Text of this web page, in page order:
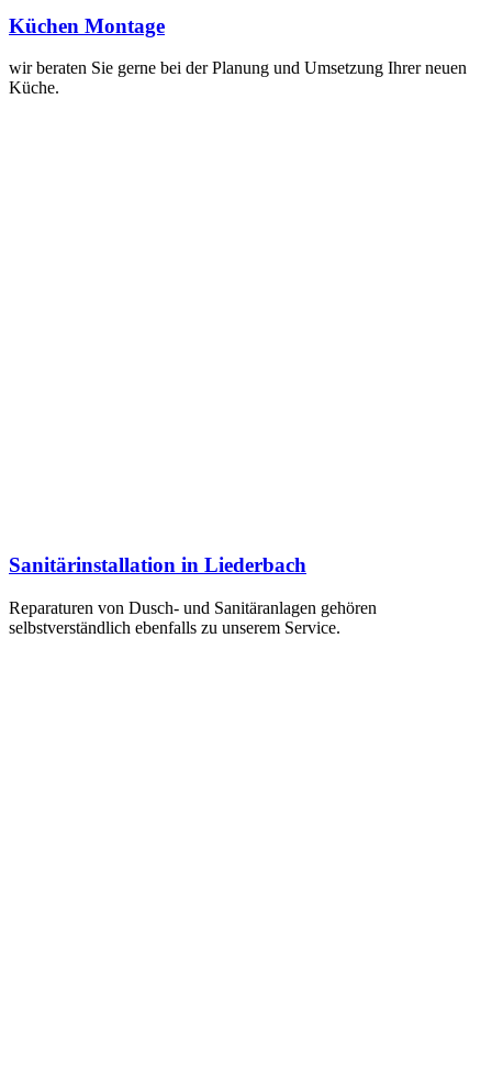
Küchen Montage
wir beraten Sie gerne bei der Planung und Umsetzung Ihrer neuen
Küche.
Sanitärinstallation in Liederbach
Reparaturen von Dusch- und Sanitäranlagen gehören
selbstverständlich ebenfalls zu unserem Service.